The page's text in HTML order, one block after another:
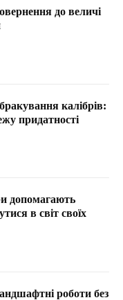
до величі
калібрів:
придатності
допомагають
в світ своїх
роботи без